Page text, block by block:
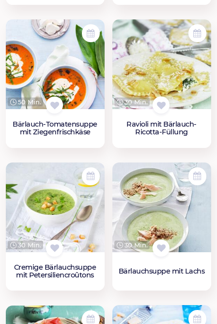
50 Min.
Bärlauch-Tomatensuppe
mit Ziegenfrischkäse
30 Min.
Ravioli mit Bärlauch-
Ricotta-Füllung
30 Min.
Cremige Bärlauchsuppe
mit Petersiliencroûtons
30 Min.
Bärlauchsuppe mit Lachs